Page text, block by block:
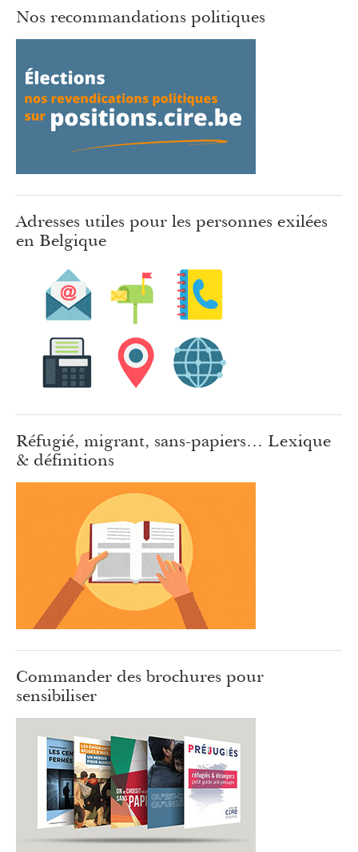
Nos recommandations politiques
Adresses utiles pour les personnes exilées
en Belgique
Réfugié, migrant, sans-papiers… Lexique
& définitions
Commander des brochures pour
sensibiliser